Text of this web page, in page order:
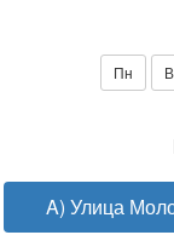
Пн
A) Улица